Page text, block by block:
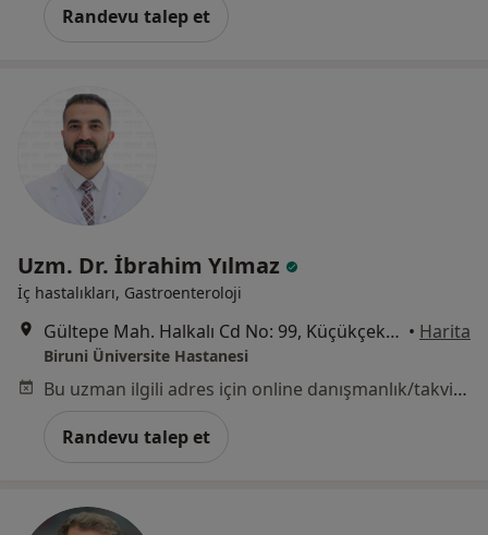
Randevu talep et
Uzm. Dr. İbrahim Yılmaz
İç hastalıkları, Gastroenteroloji
Gültepe Mah. Halkalı Cd No: 99, Küçükçekmece • Harita
Biruni Üniversite Hastanesi
Bu uzman ilgili adres için online danışmanlık/takvim sunmuyor.
Randevu talep et